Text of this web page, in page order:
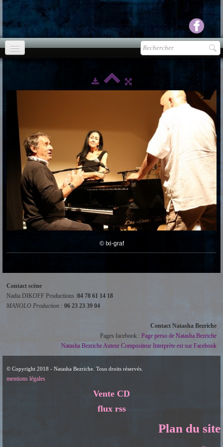
Ecouter Voir▼
vente CD
Photos ▼
Espace pro▼
Contact & liens
© Ixi-graf
Contact scène
Nadia DIKOFF Productions :04 78 61 14 18
MANOLO Production : 06 23 23 39 04
Contact Natasha Bezriche
Pages facebook : Page perso de Natasha Bezriche
Natasha Bezriche Auteur Compositeur Interprète est sur Facebook
© Copyright 2018 - Natasha Bezriche. Tous droits réservés.
mentions légales
Vente CD
flux rss
Plan du site